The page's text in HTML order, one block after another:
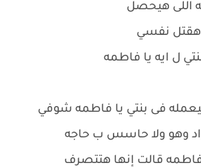
اللى هيحصل
هقتل نفسي
ل ايه يا فاطمه
فى بنتي يا فاطمه شوفي
وهو ولا حاسس ب حاجه
قالت إنها هتتصرف